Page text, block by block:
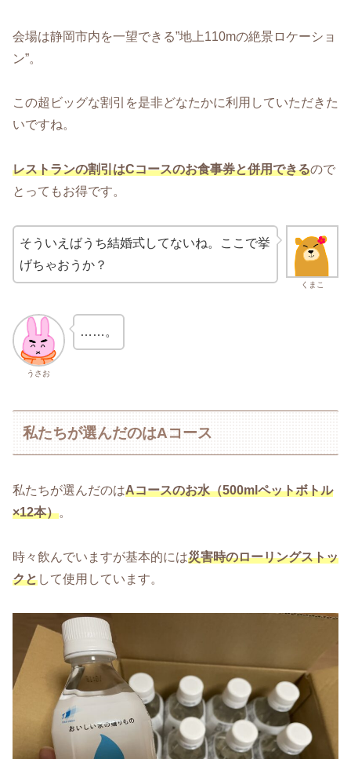
会場は静岡市内を一望できる”地上110mの絶景ロケーショ
ン”。
この超ビッグな割引を是非どなたかに利用していただきた
いですね。
レストランの割引はCコースのお食事券と併用できるので
とってもお得です。
くまこ
そういえばうち結婚式してないね。ここで挙
げちゃおうか？
うさお
……。
私たちが選んだのはAコース
私たちが選んだのはAコースのお水（500mlペットボトル
×12本）。
時々飲んでいますが基本的には災害時のローリングストッ
クとして使用しています。